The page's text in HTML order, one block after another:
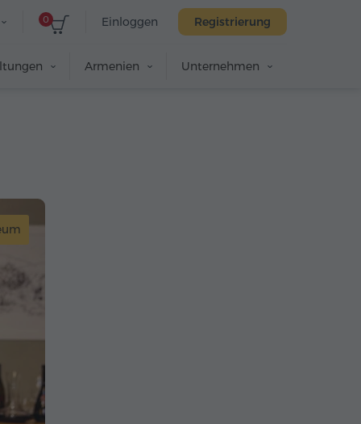
Einloggen Registrierung
0
Armenien Unternehmen